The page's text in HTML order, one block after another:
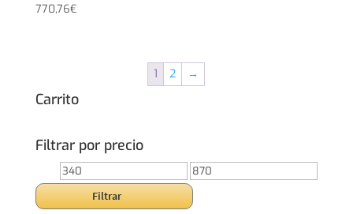
770,76€
1 2 →
Carrito
Filtrar por precio
Precio
mínimo
Precio
máximo
Filtrar